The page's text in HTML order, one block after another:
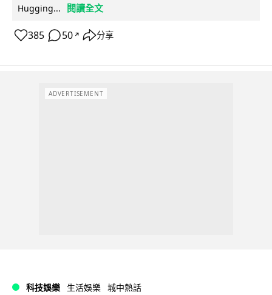
Hugging...
閱讀全文
385 50 ↗ 分享
ADVERTISEMENT
科技娛樂 生活娛樂 城中熱話